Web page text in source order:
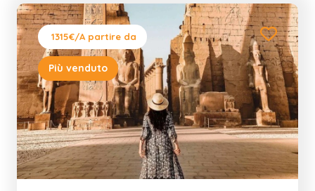
1315€/A partire da
Più venduto